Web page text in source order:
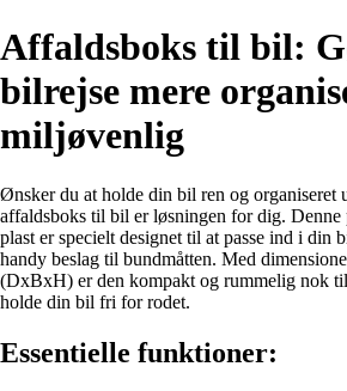
Affaldsboks til bil:
bilrejse mere
miljøvenlig
Ønsker du at holde din bil ren og organiseret
affaldsboks til bil er løsningen for dig. Denne
plast er specielt designet til at passe ind i din
handy beslag til bundmåtten. Med
(DxBxH) er den kompakt og rummelig nok
holde din bil fri for rodet.
Essentielle funktioner: